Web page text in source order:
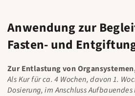
Anwendung zur
Fasten- und
Zur Entlastung von
Als Kur für ca. 4 Wochen, davon 1.
Dosierung, im Anschluss